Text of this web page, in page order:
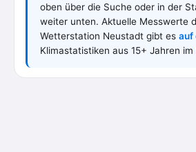
oben über die Suche oder in der
weiter unten. Aktuelle Messwerte
Wetterstation Neustadt gibt es auf
Klimastatistiken aus 15+ Jahren im